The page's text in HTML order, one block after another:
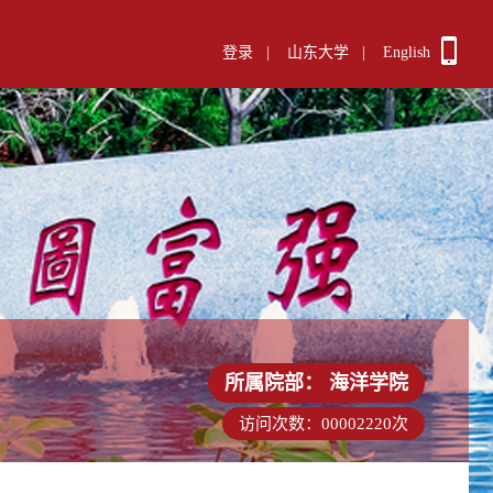
登录 山东大学 English
所属院部： 海洋学院
访问次数： 00002220次